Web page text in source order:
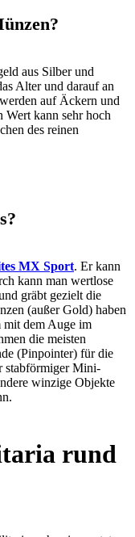
aus Silber und
Alter und darauf an
auf Äckern und
Wert kann sehr hoch
des reinen
MX Sport. Er kann
kann man wertlose
gräbt gezielt die
(außer Gold) haben
mit dem Auge im
die meisten
(Pinpointer) für die
stabförmiger Mini-
winzige Objekte
rund